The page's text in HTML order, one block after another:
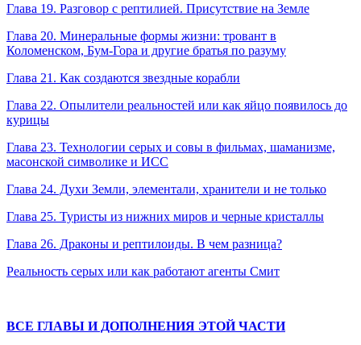
Глава 19. Разговор с рептилией. Присутствие на Земле
Глава 20. Минеральные формы жизни: тровант в
Коломенском, Бум-Гора и другие братья по разуму
Глава 21. Как создаются звездные корабли
Глава 22. Опылители реальностей или как яйцо появилось до
курицы
Глава 23. Технологии серых и совы в фильмах, шаманизме,
масонской символике и ИСС
Глава 24. Духи Земли, элементали, хранители и не только
Глава 25. Туристы из нижних миров и черные кристаллы
Глава 26. Драконы и рептилоиды. В чем разница?
Реальность серых или как работают агенты Смит
ВСЕ ГЛАВЫ И ДОПОЛНЕНИЯ ЭТОЙ ЧАСТИ